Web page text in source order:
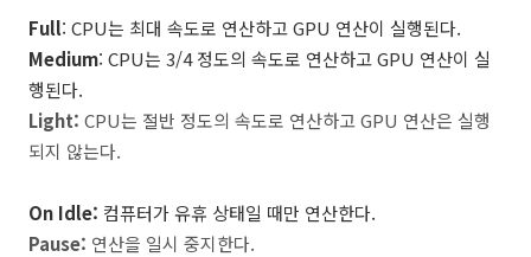
Full: CPU는 최대 속도로 연산하고 GPU 연산이 실행된다.
Medium: CPU는 3/4 정도의 속도로 연산하고 GPU 연산이 실
행된다.
Light: CPU는 절반 정도의 속도로 연산하고 GPU 연산은 실행
되지 않는다.
On Idle: 컴퓨터가 유휴 상태일 때만 연산한다.
Pause: 연산을 일시 중지한다.